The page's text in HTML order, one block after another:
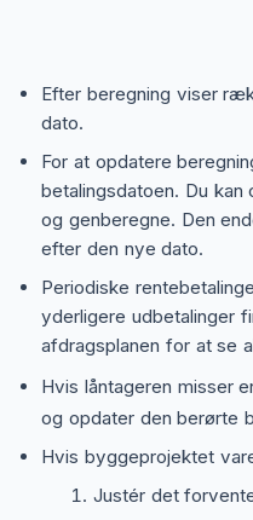
Efter beregning viser
dato.
For at opdatere
betalingsdatoen. Du
og genberegne. Den
efter den nye dato.
Periodiske
yderligere udbetalinger
afdragsplanen for at se
Hvis låntageren misser
og opdater den berørte
Hvis byggeprojektet
Justér det